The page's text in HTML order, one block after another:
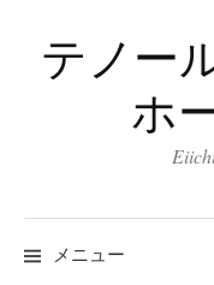
テノー
ホ
メニュー